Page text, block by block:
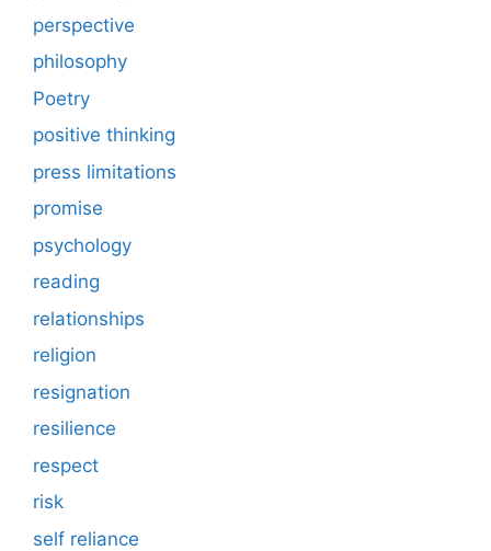
perspective
philosophy
Poetry
positive thinking
press limitations
promise
psychology
reading
relationships
religion
resignation
resilience
respect
risk
self reliance